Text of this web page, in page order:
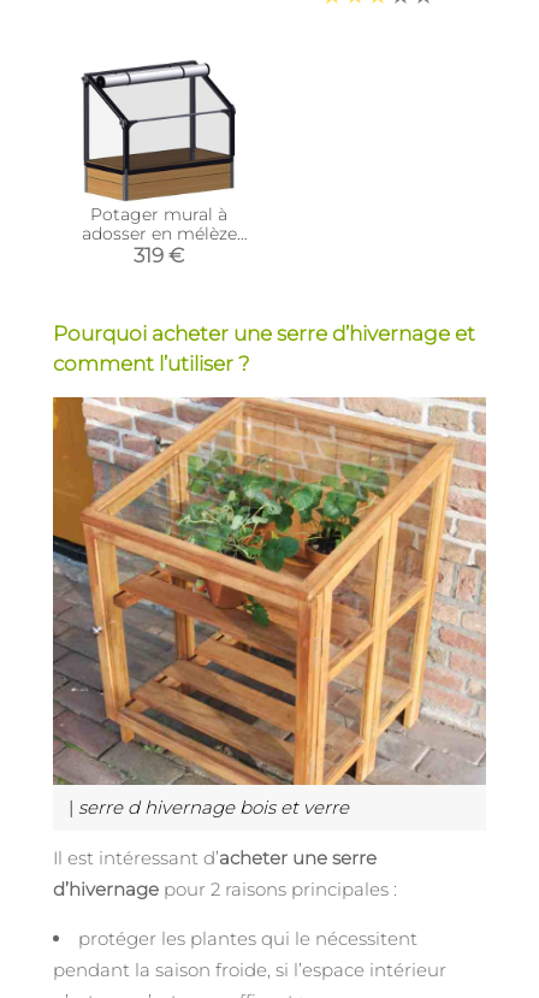
Potager mural à
adosser en mélèze
avec serre Siberian
319 €
Pourquoi acheter une serre d’hivernage et
comment l’utiliser ?
| serre d hivernage bois et verre
Il est intéressant d’acheter une serre
d’hivernage pour 2 raisons principales :
protéger les plantes qui le nécessitent
pendant la saison froide, si l’espace intérieur